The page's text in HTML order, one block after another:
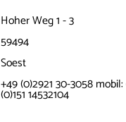
Hoher Weg 1 - 3
59494
Soest
+49 (0)2921 30-3058
(0)151 14532104